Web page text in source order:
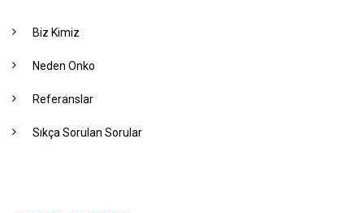
Biz Kimiz
Neden Onko
Referanslar
Sıkça Sorulan Sorular